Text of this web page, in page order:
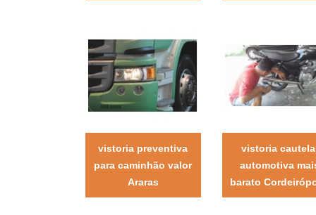
vistoria preventiva
para caminhão valor
Araras
vistoria
automotiva
barato